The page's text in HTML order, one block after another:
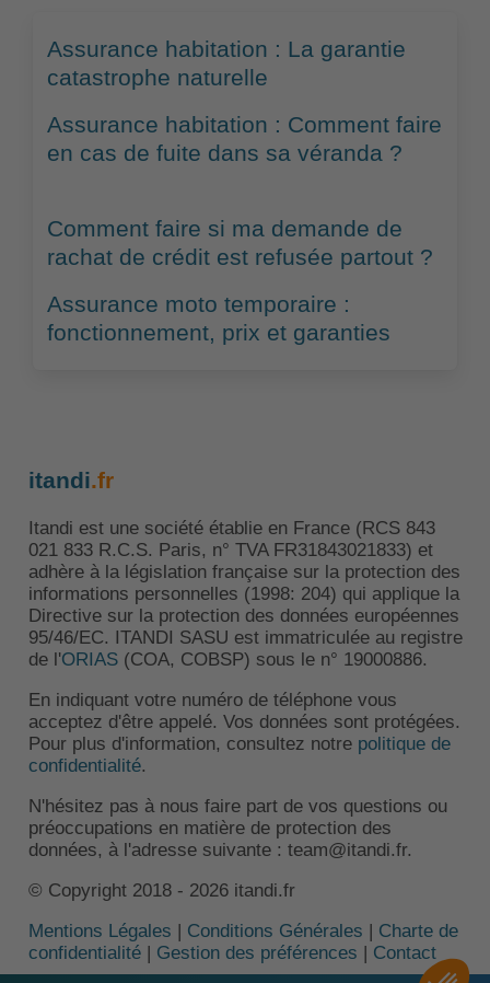
Assurance habitation : La garantie
catastrophe naturelle
Assurance habitation : Comment faire
en cas de fuite dans sa véranda ?
Comment faire si ma demande de
rachat de crédit est refusée partout ?
Assurance moto temporaire :
fonctionnement, prix et garanties
itandi.fr
Itandi est une société établie en France (RCS 843
021 833 R.C.S. Paris, n° TVA FR31843021833) et
adhère à la législation française sur la protection des
informations personnelles (1998: 204) qui applique la
Directive sur la protection des données européennes
95/46/EC. ITANDI SASU est immatriculée au registre
de l'ORIAS(COA, COBSP) sous le n° 19000886.
En indiquant votre numéro de téléphone vous
acceptez d'être appelé. Vos données sont protégées.
Pour plus d'information, consultez notre politique de
confidentialité.
N'hésitez pas à nous faire part de vos questions ou
préoccupations en matière de protection des
données, à l'adresse suivante : team@itandi.fr.
© Copyright 2018 - 2026 itandi.fr
Mentions Légales
Conditions Générales
Charte de
confidentialité| Gestion des préférences Contact